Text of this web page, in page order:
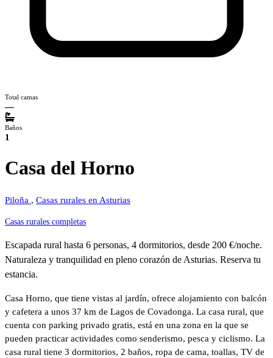
Total camas
—
Baños
1
Casa del Horno
Piloña , Casas rurales en Asturias
Casas rurales completas
Escapada rural hasta 6 personas, 4 dormitorios, desde 200 €/noche.
Naturaleza y tranquilidad en pleno corazón de Asturias. Reserva tu
estancia.
Casa Horno, que tiene vistas al jardín, ofrece alojamiento con balcón
y cafetera a unos 37 km de Lagos de Covadonga. La casa rural, que
cuenta con parking privado gratis, está en una zona en la que se
pueden practicar actividades como senderismo, pesca y ciclismo. La
casa rural tiene 3 dormitorios, 2 baños, ropa de cama, toallas, TV de